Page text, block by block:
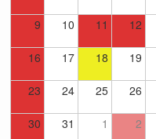
9 10 11 12
16 17 18 19
23 24 25 26
30 31 1 2